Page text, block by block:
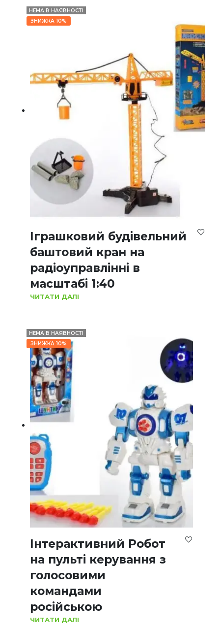
НЕМА В НАЯВНОСТІ
ЗНИЖКА 10%
Іграшковий будівельний
баштовий кран на
радіоуправлінні в
масштабі 1:40
ЧИТАТИ ДАЛІ
НЕМА В НАЯВНОСТІ
ЗНИЖКА 10%
Інтерактивний Робот
на пульті керування з
голосовими
командами
російською
ЧИТАТИ ДАЛІ